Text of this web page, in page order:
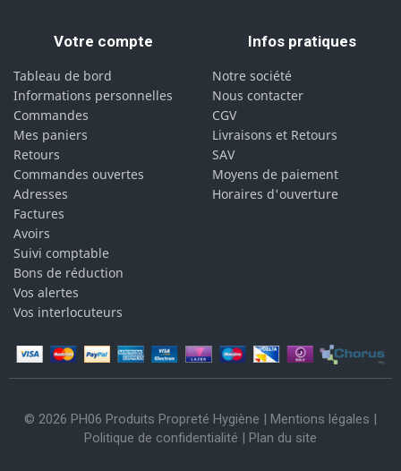
Votre compte
Tableau de bord
Informations personnelles
Commandes
Mes paniers
Retours
Commandes ouvertes
Adresses
Factures
Avoirs
Suivi comptable
Bons de réduction
Vos alertes
Vos interlocuteurs
Infos pratiques
Notre société
Nous contacter
CGV
Livraisons et Retours
SAV
Moyens de paiement
Horaires d'ouverture
© 2026 PH06 Produits Propreté Hygiène | Mentions légales |
Politique de confidentialité | Plan du site